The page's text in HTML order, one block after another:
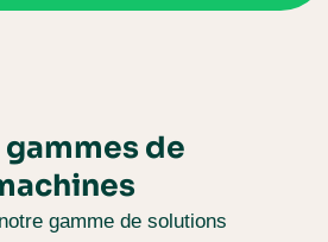
gammes de
gamme de solutions